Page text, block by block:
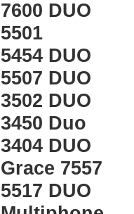
7600 DUO
5501
5454 DUO
5507 DUO
3502 DUO
3450 Duo
3404 DUO
Grace 7557
5517 DUO